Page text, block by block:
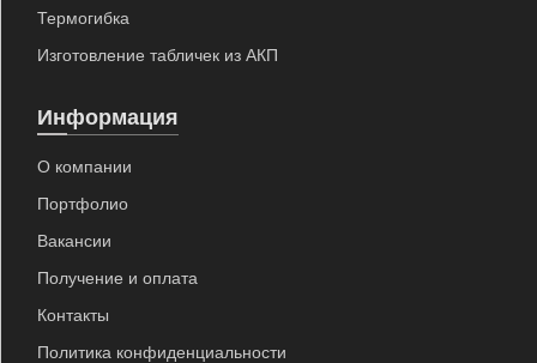
Термогибка
Изготовление табличек из АКП
Информация
О компании
Портфолио
Вакансии
Получение и оплата
Контакты
Политика конфиденциальности